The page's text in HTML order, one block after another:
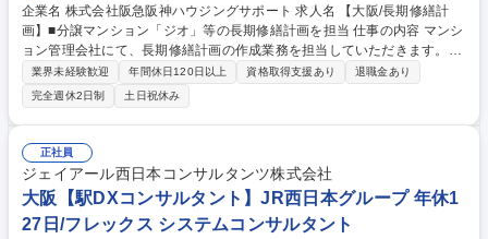
企業名 株式会社阪急阪神ハウジングサポート 求人名 【大阪/長期修繕計
画】■分譲マンション「ジオ」等の長期修繕計画を担当 仕事の内容 マンシ
ョン管理会社にて、長期修繕計画の作成業務を担当していただきます。管
理物件の修繕計画を概ね長期スパンで見直し、適切な修繕積立金の設定や
修繕時期の計画立案を行って頂きます。 【具体的には】 当社が管理する
マンションの長期修繕計画を作成します。概ね5年ごとに計画を見直し、
屋上防水工事、給排水管交換、インターフォン更新などの修繕項目につい
て、適切な時期と費用を算出します。エクセル等を使用し、修繕積立金の
収支バランスを考慮しながら、現実的な計画を立案していただきます。月
に約5件のペースで計画作成を進めていただきます。【業務内容の変更範
囲】当社の指定する業務 募集職種 【大阪/長期修繕計画】■分譲マンショ
ン「ジオ」等の長期修繕計画を担当
業界未経験歓迎 年間休日120日以上 資格取得支援あり
退職金あり
完全週休2日制
土日祝休み
正社員
ジェイアール西日本コンサルタンツ株式会社
大阪【駅DXコンサルタント】JR西日本グループ 年休1
27日/フレックス システムコンサルタント